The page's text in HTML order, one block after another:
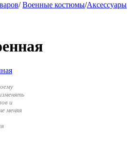
/ Военные костюмы/Аксессуары
и
меняя